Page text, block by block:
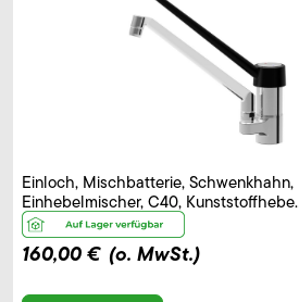
Einloch, Mischbatterie, Schwenkhahn,
Einhebelmischer, C40, Kunststoffhebel
– B 250 mm
160,00 € (o. MwSt.)